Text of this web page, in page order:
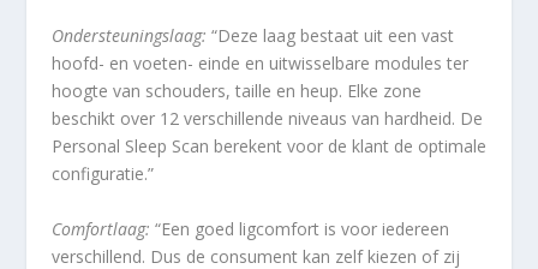
Ondersteuningslaag: “Deze laag bestaat uit een vast
hoofd- en voeten- einde en uitwisselbare modules ter
hoogte van schouders, taille en heup. Elke zone
beschikt over 12 verschillende niveaus van hardheid. De
Personal Sleep Scan berekent voor de klant de optimale
configuratie.”
Comfortlaag: “Een goed ligcomfort is voor iedereen
verschillend. Dus de consument kan zelf kiezen of zij